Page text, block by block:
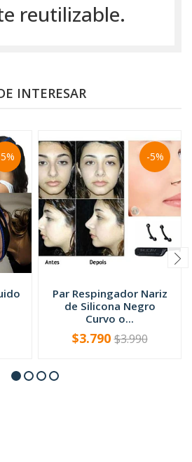
reutilizable.
INTERESAR
-5%
Par Respingador Nariz
de Silicona Negro
Curvo o...
VER OPCIONES
$3.790$3.990